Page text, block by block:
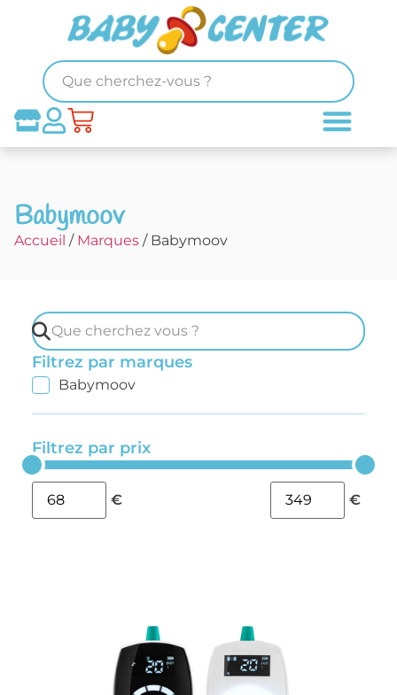
Babymoov
Accueil / Marques / Babymoov
Filtrez par marques
Babymoov
Filtrez par prix
€ €